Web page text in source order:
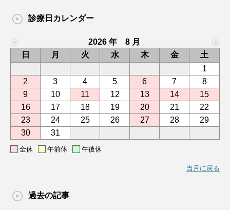
診療日カレンダー
2026 年 8 月
日
月 火 水 木 金
土
1
2
3 4 5 6 7
8
9
10 11 12 13 14
15
16
17 18 19 20 21
22
23
24 25 26 27 28
29
30
31
全休 午前休 午後休
当月に戻る
過去の記事